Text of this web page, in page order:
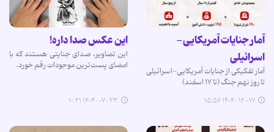
آمار جنایات آمریکایی-
اسرائیلی
آمار تفکیکی از جنایات آمریکایی-اسرائیلی
تا روز نهم جنگ (تا ۱۷ اسفند)
۱۴۰۴-۱۲-۱۷ ۱۵:۵۶
این عکس صدا داره!
این تصاویر، صدای جنایتی هستند که با
امضای پست‌ترین موجودات رقم خورد.
۱۴۰۴-۰۷-۲۳ ۱۰:۲۱